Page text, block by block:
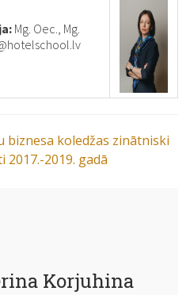
Mg. Oec., Mg.
biznesa koledžas zinātniski
2019. gadā
Korjuhina